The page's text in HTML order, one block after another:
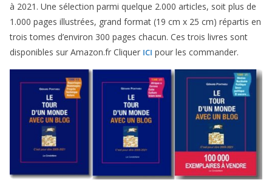
à 2021 . Une sélec­tion par­mi quelque 2.000 articles, soit plus de
1 .000 pages illus­trées, grand for­mat (19 cm x 25 cm) répar­tis en
trois tomes d’environ 300 pages cha­cun. Ces trois livres sont
dis­po­nibles sur Amazon​.fr Cliquer ICI pour les commander.